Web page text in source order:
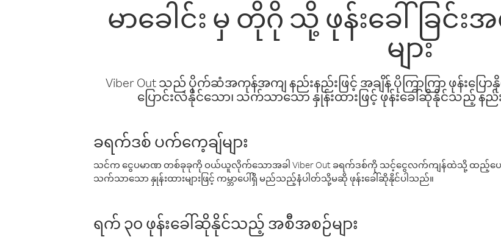
မာခေါင်း မှ တိုဂို သို့ ဖုန်းခေါ်ခြ
များ
Viber Out သည် ပိုက်ဆံအကုန်အကျ နည်းနည်းဖြင့် အချိန် ပိုကြာကြာ ဖုန်းပ
ပြောင်းလဲနိုင်သော၊ သက်သာသော နှုန်းထားဖြင့် ဖုန်းခေါ်ဆိုနိုင်သည့် နည်
ခရက်ဒစ် ပက်ကေ့ချ်များ
သင်က ငွေပမာဏ တစ်ခုခုကို ဝယ်ယူလိုက်သောအခါ Viber Out ခရက်ဒစ်ကို သင့်ငွေလက်ကျန်ထဲသို့ ထည့်ပေ
သက်သာသော နှုန်းထားများဖြင့် ကမ္ဘာပေါ်ရှိ မည်သည့်နံပါတ်သို့မဆို ဖုန်းခေါ်ဆိုနိုင်ပါသည်။
ရက် ၃၀ ဖုန်းခေါ်ဆိုနိုင်သည့် အစီအစဉ်များ